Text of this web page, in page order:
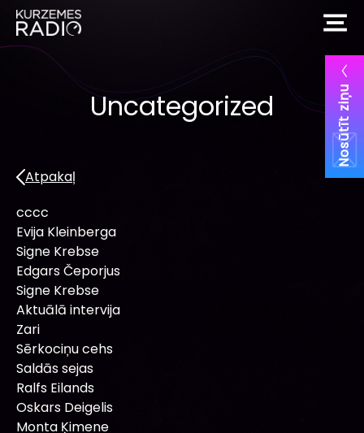
Nosūtīt ziņu
Uncategorized
Atpakaļ
cccc
Evija Kleinberga
Signe Krebse
Edgars Čeporjus
Signe Krebse
Aktuālā intervija
Zari
Sērkociņu cehs
Saldās sejas
Ralfs Eilands
Oskars Deigelis
Monta Ķimene